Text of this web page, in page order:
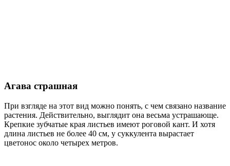
Агава страшная
При взгляде на этот вид можно понять, с чем связано название
растения. Действительно, выглядит она весьма устрашающе.
Крепкие зубчатые края листьев имеют роговой кант. И хотя
длина листьев не более 40 см, у суккулента вырастает
цветонос около четырех метров.